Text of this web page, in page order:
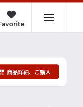
商品詳細、ご購入